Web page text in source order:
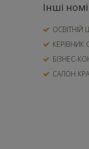
Інші
ОСВІТНІЙ
КЕРІВНИК
БІЗНЕС-
САЛОН